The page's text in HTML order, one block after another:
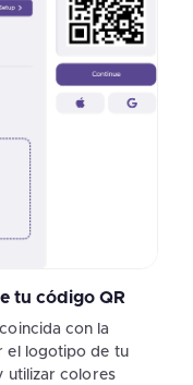
tu código QR
con la
el logotipo de tu
utilizar colores